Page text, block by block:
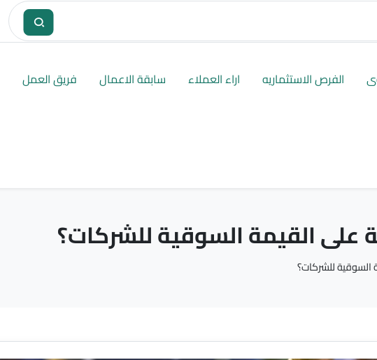
الفرص الاستثماريه اراء العملاء سابقة الاعمال فريق العمل
على القيمة السوقية للشركات؟
للشركات؟